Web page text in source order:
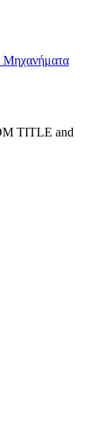
Μηχανήματα
TITLE and